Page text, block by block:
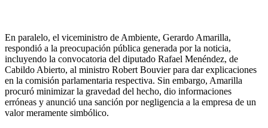
En paralelo, el viceministro de Ambiente, Gerardo Amarilla,
respondió a la preocupación pública generada por la noticia,
incluyendo la convocatoria del diputado Rafael Menéndez, de
Cabildo Abierto, al ministro Robert Bouvier para dar explicaciones
en la comisión parlamentaria respectiva. Sin embargo, Amarilla
procuró minimizar la gravedad del hecho, dio informaciones
erróneas y anunció una sanción por negligencia a la empresa de un
valor meramente simbólico.